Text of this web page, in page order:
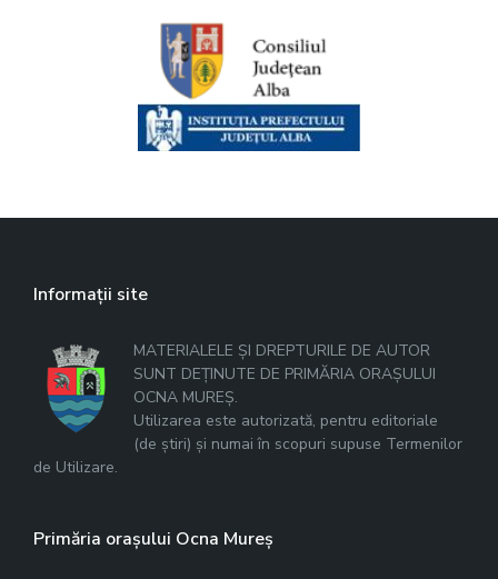
Informații site
MATERIALELE ȘI DREPTURILE DE AUTOR
SUNT DEȚINUTE DE PRIMĂRIA ORAȘULUI
OCNA MUREȘ.
Utilizarea este autorizată, pentru editoriale
(de știri) și numai în scopuri supuse Termenilor
de Utilizare.
Primăria orașului Ocna Mureș